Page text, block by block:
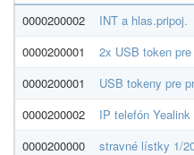
0000200002
INT a hlas.pripoj.
0000200001
2x USB token
0000200001
USB tokeny pre
0000200002
IP telefón Yealink
0000200000
stravné lístky 1/